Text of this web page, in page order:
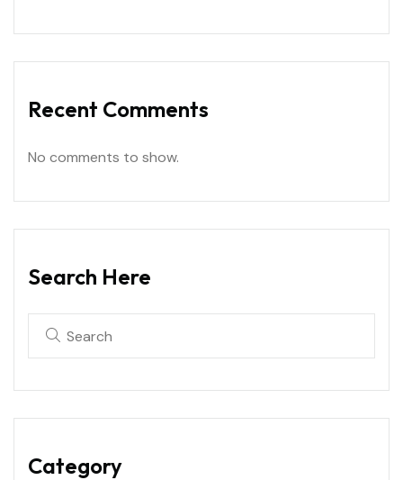
Recent Comments
No comments to show.
Search Here
Category